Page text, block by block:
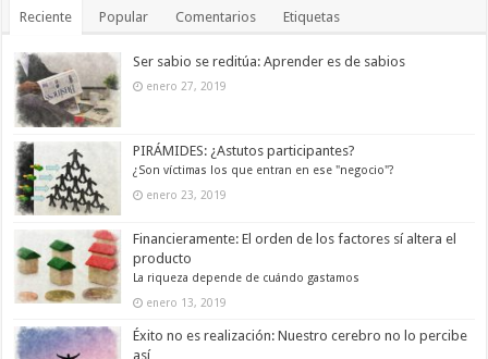
Reciente Popular Comentarios Etiquetas
Ser sabio se reditúa: Aprender es de sabios
enero 27, 2019
PIRÁMIDES: ¿Astutos participantes?
¿Son víctimas los que entran en ese "negocio"?
enero 23, 2019
Financieramente: El orden de los factores sí altera el
producto
La riqueza depende de cuándo gastamos
enero 13, 2019
Éxito no es realización: Nuestro cerebro no lo percibe
así